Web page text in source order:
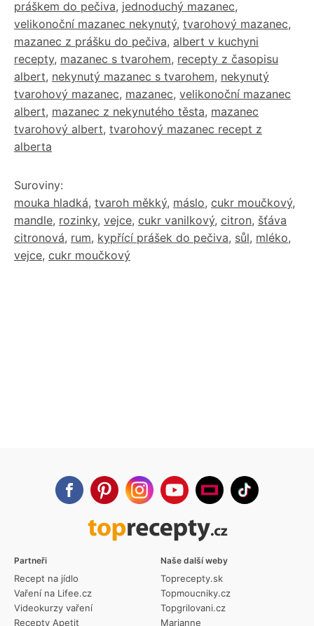
práškem do pečiva, jednoduchý mazanec,
velikonoční mazanec nekynutý, tvarohový mazanec,
mazanec z prášku do pečiva, albert v kuchyni
recepty, mazanec s tvarohem, recepty z časopisu
albert, nekynutý mazanec s tvarohem, nekynutý
tvarohový mazanec, mazanec, velikonoční mazanec
albert, mazanec z nekynutého těsta, mazanec
tvarohový albert, tvarohový mazanec recept z
alberta
Suroviny:
mouka hladká, tvaroh měkký, máslo, cukr moučkový,
mandle, rozinky, vejce, cukr vanilkový, citron, šťáva
citronová, rum, kypřící prášek do pečiva, sůl, mléko,
vejce, cukr moučkový
Partneři
Recept na jídlo
Vaření na Lifee.cz
Videokurzy vaření
Recepty Apetit
Naše další weby
Toprecepty.sk
Topmoucniky.cz
Topgrilovani.cz
Marianne